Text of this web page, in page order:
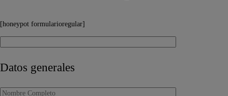
[honeypot formularioregular]
Datos generales